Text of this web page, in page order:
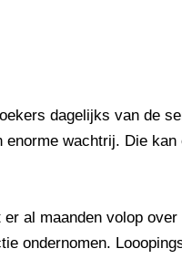
dagelijks van de
wachtrij. Die
al maanden volop
ondernomen.